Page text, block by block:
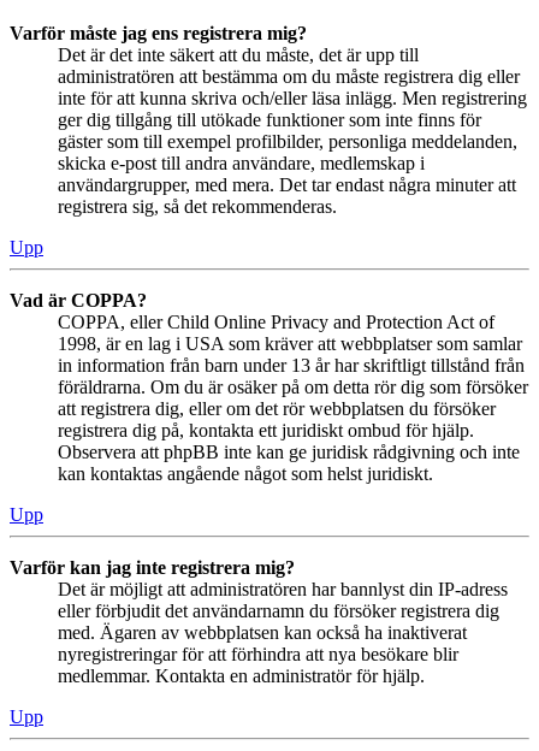
Varför måste jag ens registrera mig?
Det är det inte säkert att du måste, det är upp till
administratören att bestämma om du måste registrera dig eller
inte för att kunna skriva och/eller läsa inlägg. Men registrering
ger dig tillgång till utökade funktioner som inte finns för
gäster som till exempel profilbilder, personliga meddelanden,
skicka e-post till andra användare, medlemskap i
användargrupper, med mera. Det tar endast några minuter att
registrera sig, så det rekommenderas.
Upp
Vad är COPPA?
COPPA, eller Child Online Privacy and Protection Act of
1998, är en lag i USA som kräver att webbplatser som samlar
in information från barn under 13 år har skriftligt tillstånd från
föräldrarna. Om du är osäker på om detta rör dig som försöker
att registrera dig, eller om det rör webbplatsen du försöker
registrera dig på, kontakta ett juridiskt ombud för hjälp.
Observera att phpBB inte kan ge juridisk rådgivning och inte
kan kontaktas angående något som helst juridiskt.
Upp
Varför kan jag inte registrera mig?
Det är möjligt att administratören har bannlyst din IP-adress
eller förbjudit det användarnamn du försöker registrera dig
med. Ägaren av webbplatsen kan också ha inaktiverat
nyregistreringar för att förhindra att nya besökare blir
medlemmar. Kontakta en administratör för hjälp.
Upp